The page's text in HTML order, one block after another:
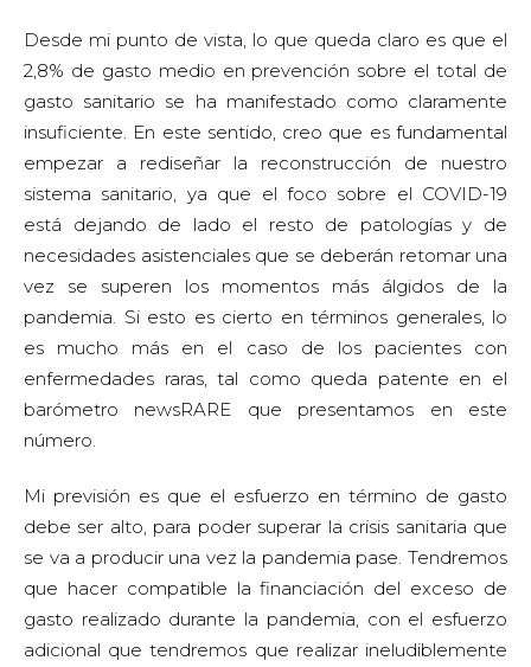
Desde mi punto de vista, lo que queda claro es que el
2,8% de gasto medio en prevención sobre el total de
gasto sanitario se ha manifestado como claramente
insuficiente. En este sentido, creo que es fundamental
empezar a rediseñar la reconstrucción de nuestro
sistema sanitario, ya que el foco sobre el COVID-19
está dejando de lado el resto de patologías y de
necesidades asistenciales que se deberán retomar una
vez se superen los momentos más álgidos de la
pandemia. Si esto es cierto en términos generales, lo
es mucho más en el caso de los pacientes con
enfermedades raras, tal como queda patente en el
barómetro newsRARE que presentamos en este
número.
Mi previsión es que el esfuerzo en término de gasto
debe ser alto, para poder superar la crisis sanitaria que
se va a producir una vez la pandemia pase. Tendremos
que hacer compatible la financiación del exceso de
gasto realizado durante la pandemia, con el esfuerzo
adicional que tendremos que realizar ineludiblemente